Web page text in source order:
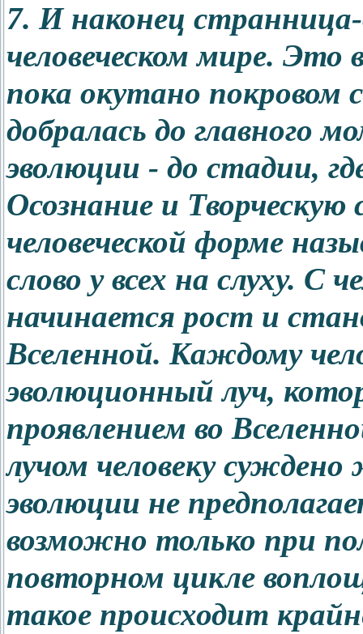
7. И наконец
человеческом мире. Это
пока окутано покровом
добралась до главного
эволюции - до стадии,
Осознание и
человеческой форме
слово у всех на слуху. С
начинается рост и
Вселенной. Каждому
эволюционный луч,
проявлением во
лучом человеку
эволюции не
возможно только при
повторном цикле
такое происходит